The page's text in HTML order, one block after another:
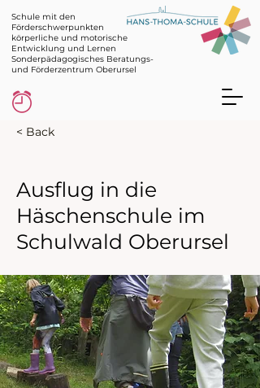
Schule mit den
Förderschwerpunkten
körperliche und motorische
Entwicklung und Lernen
Sonderpädagogisches Beratungs-
und Förderzentrum Oberursel
< Back
Ausflug in die
Häschenschule im
Schulwald Oberursel